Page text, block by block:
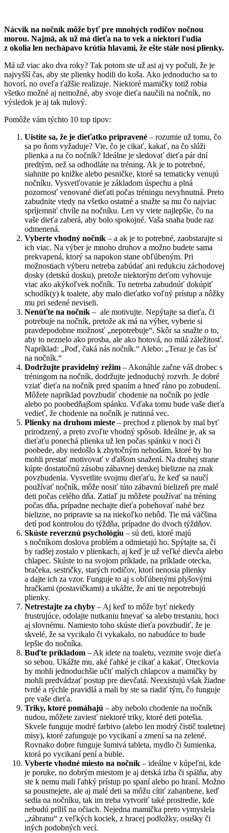
Nácvik na nočník môže byť pre mnohých rodičov nočnou
morou. Najmä, ak už má dieťa na to vek a niektorí ľudia
z okolia len nechápavo krútia hlavami, že ešte stále nosí plienky.
Má už viac ako dva roky? Tak potom ste už asi aj vy počuli, že je
najvyšší čas, aby ste plienky hodili do koša. Ako jednoducho sa to
hovorí, no oveľa ťažšie realizuje. Niektoré mamičky totiž robia
všetko možné aj nemožné, aby svoje dieťa naučili na nočník, no
výsledok je aj tak nulový.
Pomôže vám týchto 10 top tipov:
Uistite sa, že je dieťatko pripravené – rozumie už tomu, čo
sa po ňom vyžaduje? Vie, čo je cikať, kakať, na čo slúži
plienka a na čo nočník? Ideálne je sledovať dieťa pár dní
predtým, než sa odhodláte na tréning. Ak je to potrebné,
siahnite po knižke alebo pesničke, ktoré sa tematicky venujú
nočníku. Vysvetľovanie je základom úspechu a plná
pozornosť venované dieťati počas tréningu nevyhnutná. Preto
zabudnite vtedy na všetko ostatné a snažte sa mu čo najviac
spríjemniť chvíle na nočníku. Len vy viete najlepšie, čo na
vaše dieťa zaberá, aby bolo spokojné. Vaša snaha bude raz
odmenená.
Vyberte vhodný nočník – a ak je to potrebné, zaobstarajte si
ich viac. Na výber je mnoho druhov a možno budete sama
prekvapená, ktorý sa napokon stane obľúbeným. Pri
možnostiach výberu netreba zabúdať ani redukciu záchodovej
dosky (detskú dosku), pretože niektorým deťom vyhovuje
viac ako akýkoľvek nočník. Tu netreba zabudnúť dokúpiť
schodík(y) k toalete, aby malo dieťatko voľný prístup a nôžky
mu pri sedené neviseli.
Nenúťte na nočník – ale motivujte. Nepýtajte sa dieťa, či
potrebuje na nočník, pretože ak má na výber, vyberie si
pravdepodobne možnosť „nepotrebuje“. Skôr sa snažte o to,
aby to neznelo ako prosba, ale ako hotová, no milá záležitosť.
Napríklad: „Poď, čaká nás nočník.“ Alebo: „Teraz je čas ísť
na nočník.“
Dodržujte pravidelný režim – Akonáhle začne váš drobec s
tréningom na nočník, dodržujte jednoduchý rozvrh. Je dobré
vziať dieťa na nočník pred spaním a hneď ráno po zobudení.
Môžete napríklad povzbudiť chodenie na nočník po jedle
alebo po poobedňajšom spánku. Vďaka tomu bude vaše dieťa
vedieť, že chodenie na nočník je rutinná vec.
Plienky na druhom mieste – prechod z plienok by mal byť
prirodzený, a preto zvoľte vhodný spôsob. Ideálne je, ak sa
dieťaťu ponechá plienka už len počas spánku v noci či
poobede, aby nedošlo k zbytočným nehodám, ktoré by ho
mohli prestať motivovať v ďalšom snažení. Na druhej strane
kúpte dostatočnú zásobu zábavnej detskej bielizne na znak
povzbudenia. Vysvetlite svojmu dieťaťu, že keď sa naučí
používať nočník, môže nosiť túto zábavnú bielizeň pre malé
deti počas celého dňa. Zatiaľ ju môžete používať na tréning
počas dňa, prípadne nechajte dieťa pobehovať nahé bez
bielizne, no pripravte sa na niekoľko nehôd. Tie má väčšina
detí pod kontrolou do týždňa, prípadne do dvoch týždňov.
Skúste reverznú psychológiu – sú deti, ktoré majú
s nočníkom doslova problém a odmietajú ho. Spýtajte sa, či
by radšej zostalo v plienkach, aj keď je už veľké dievča alebo
chlapec. Skúste to na svojom príklade, na príklade otecka,
bračeka, sestričky, starých rodičov, ktorí nenosia plienky
a dajte ich za vzor. Funguje to aj s obľúbenými plyšovými
hračkami (postavičkami) a ukážte, že ani tie nepotrebujú
plienky.
Netrestajte za chyby – Aj keď to môže byť niekedy
frustrujúce, odolajte nutkaniu hnevať sa alebo trestaniu, hoci
aj slovnému. Namiesto toho skúste dieťa povzbudiť, že je
skvelé, že sa vycikalo či vykakalo, no nabudúce to bude
lepšie do nočníka.
Buďte príkladom – Ak idete na toaletu, vezmite svoje dieťa
so sebou. Ukážte mu, aké ľahké je cikať a kakať. Oteckovia
by mohli jednoduchšie učiť malých chlapcov a mamičky by
mohli predvádzať postup pre dievčatá. Neexistujú však žiadne
tvrdé a rýchle pravidlá a mali by ste sa riadiť tým, čo funguje
pre vaše dieťa.
Triky, ktoré pomáhajú – aby nebolo chodenie na nočník
nudou, môžete zaviesť niektoré triky, ktoré deti potešia.
Skvele funguje modré farbivo (alebo len modrý čistič toaletnej
misy), ktoré zafunguje po vycikaní a zmení sa na zelené.
Rovnako dobre funguje šumivá tableta, mydlo či šumienka,
ktorá po vycikaní pení a buble.
Vyberte vhodné miesto na nočník – ideálne v kúpeľni, kde
je poruke, no dobrým miestom je aj detská izba či spálňa, aby
ste k nemu mali ľahký prístup po spaní alebo po hraní. Možno
sa pousmejete, ale aj malé deti sa môžu cítiť zahanbene, keď
sedia na nočníku, tak im treba vytvoriť také prostredie, kde
nebudú príliš na očiach. Nejedna mamička preto vymyslela
„zábranu“ z veľkých kociek, z hracej podložky, osušky či
iných podobných vecí.